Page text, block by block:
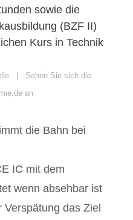
sowie die
(BZF II)
Kurs in Technik
| Sehen Sie sich die
an
die Bahn bei
IC mit dem
wenn absehbar ist
das Ziel